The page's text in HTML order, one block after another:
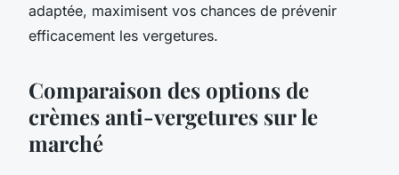
adaptée, maximisent vos chances de prévenir
efficacement les vergetures.
Comparaison des options de
crèmes anti-vergetures sur le
marché